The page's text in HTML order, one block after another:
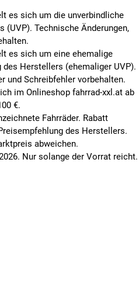
es sich um die unverbindliche
(UVP). Technische Änderungen,
es sich um eine ehemalige
Herstellers (ehemaliger UVP).
und Schreibfehler vorbehalten.
im Onlineshop fahrrad-xxl.at ab
€.
Fahrräder. Rabatt
des Herstellers.
abweichen.
Nur solange der Vorrat reicht.